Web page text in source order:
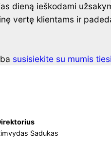
dieną ieškodami
vertę klientams ir
susisiekite su mumis
Sadukas